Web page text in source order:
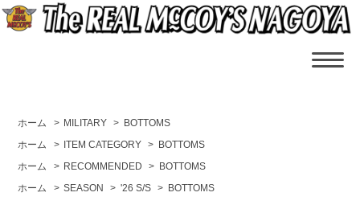
ホーム > MILITARY > BOTTOMS
ホーム
> ITEM CATEGORY > BOTTOMS
ホーム
> RECOMMENDED > BOTTOMS
ホーム
> SEASON > '26 S/S > BOTTOMS